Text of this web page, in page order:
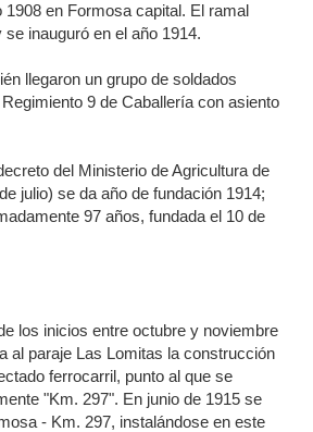
1908 en Formosa capital. El ramal
inauguró en el año 1914.
llegaron un grupo de soldados
9 de Caballería con asiento
del Ministerio de Agricultura de
julio) se da año de fundación 1914;
97 años, fundada el 10 de
los inicios entre octubre y noviembre
al paraje Las Lomitas la construcción
ferrocarril, punto al que se
"Km. 297". En junio de 1915 se
- Km. 297, instalándose en este